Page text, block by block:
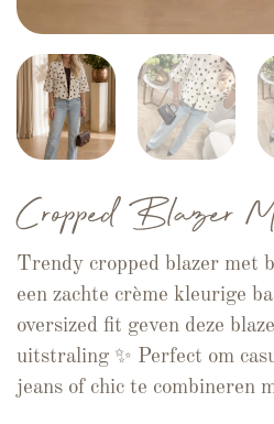
Cropped Blazer
Trendy cropped blazer met
een zachte crème kleurige
oversized fit geven deze
uitstraling ✨ Perfect om
jeans of chic te combineren